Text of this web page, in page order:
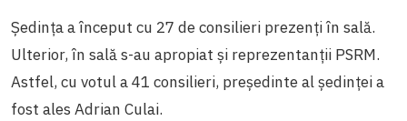
Ședința a început cu 27 de consilieri prezenți în sală.
Ulterior, în sală s-au apropiat și reprezentanții PSRM.
Astfel, cu votul a 41 consilieri, președinte al ședinței a
fost ales Adrian Culai.